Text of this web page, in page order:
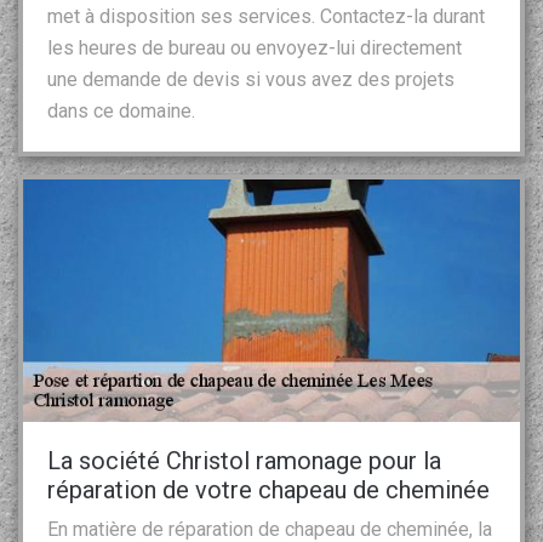
met à disposition ses services. Contactez-la durant
les heures de bureau ou envoyez-lui directement
une demande de devis si vous avez des projets
dans ce domaine.
La société Christol ramonage pour la
réparation de votre chapeau de cheminée
En matière de réparation de chapeau de cheminée, la